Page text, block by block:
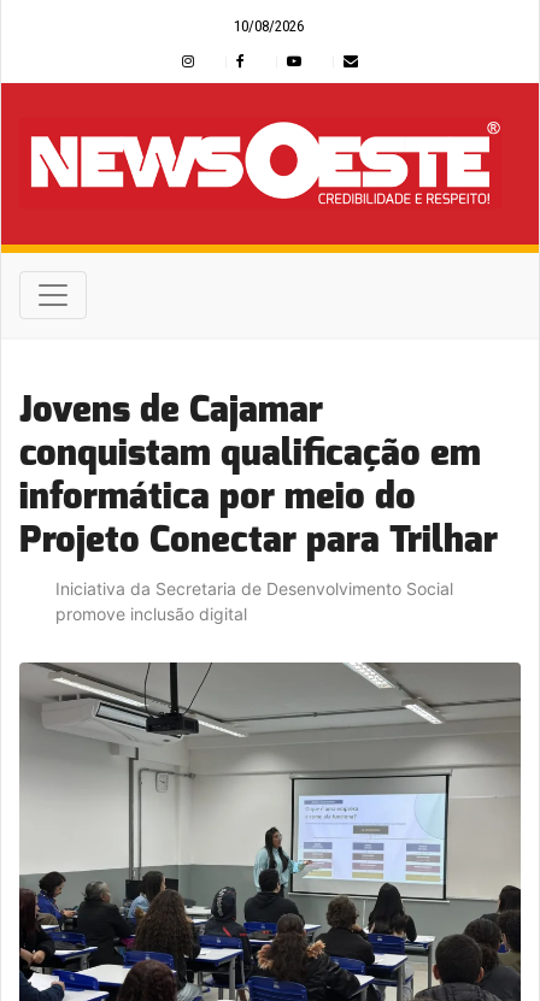
10/08/2026
Jovens de Cajamar
conquistam qualificação em
informática por meio do
Projeto Conectar para Trilhar
Iniciativa da Secretaria de Desenvolvimento Social
promove inclusão digital